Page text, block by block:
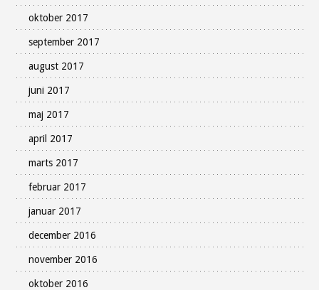
oktober 2017
september 2017
august 2017
juni 2017
maj 2017
april 2017
marts 2017
februar 2017
januar 2017
december 2016
november 2016
oktober 2016